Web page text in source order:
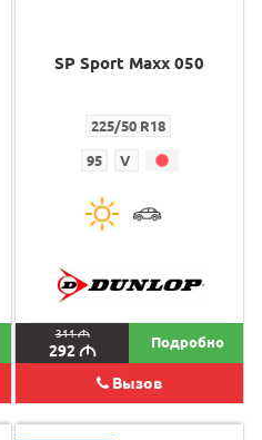
SP Sport Maxx 050
225/50 R18
95 V
311M
292M Подробно
Вызов